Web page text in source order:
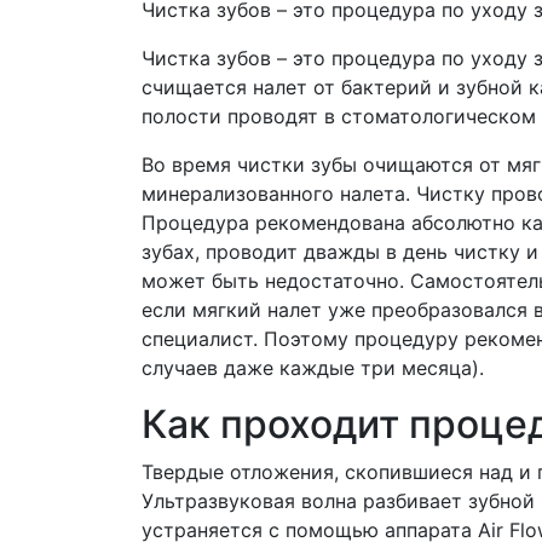
Чистка зубов – это процедура по
Чистка зубов – это процедура по
счищается налет от бактерий и зубной
полости проводят в
Во время чистки зубы очищаются от
минерализованного налета. Чистку
Процедура рекомендована абсолютно
зубах, проводит дважды в день чистку
может быть недостаточно.
если мягкий налет уже преобразовался
специалист. Поэтому процедуру
случаев даже каждые три месяца).
Как проходит
Твердые отложения, скопившиеся над
Ультразвуковая волна разбивает
устраняется с помощью аппарата Air